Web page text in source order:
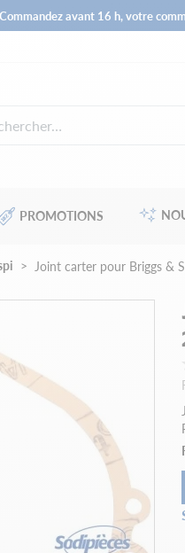
Commandez avant 16 h, votre
PROMOTIONS
Joint carter pour Briggs &